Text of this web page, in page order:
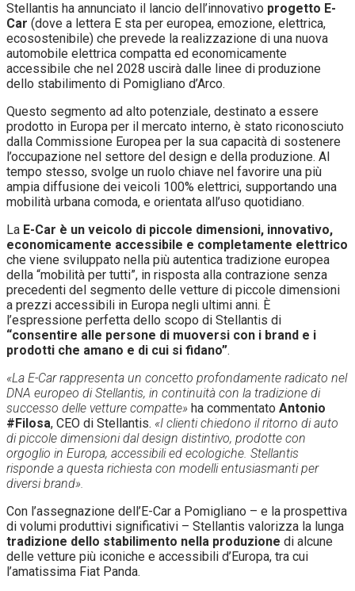
Stellantis ha annunciato il lancio dell’innovativo progetto E-
Car (dove a lettera E sta per europea, emozione, elettrica,
ecosostenibile) che prevede la realizzazione di una nuova
automobile elettrica compatta ed economicamente
accessibile che nel 2028 uscirà dalle linee di produzione
dello stabilimento di Pomigliano d’Arco.
Questo segmento ad alto potenziale, destinato a essere
prodotto in Europa per il mercato interno, è stato riconosciuto
dalla Commissione Europea per la sua capacità di sostenere
l’occupazione nel settore del design e della produzione. Al
tempo stesso, svolge un ruolo chiave nel favorire una più
ampia diffusione dei veicoli 100% elettrici, supportando una
mobilità urbana comoda, e orientata all’uso quotidiano.
La E-Car è un veicolo di piccole dimensioni, innovativo,
economicamente accessibile e completamente elettrico
che viene sviluppato nella più autentica tradizione europea
della “mobilità per tutti”, in risposta alla contrazione senza
precedenti del segmento delle vetture di piccole dimensioni
a prezzi accessibili in Europa negli ultimi anni. È
l’espressione perfetta dello scopo di Stellantis di
“consentire alle persone di muoversi con i brand e i
prodotti che amano e di cui si fidano”.
«La E-Car rappresenta un concetto profondamente radicato nel
DNA europeo di Stellantis, in continuità con la tradizione di
successo delle vetture compatte» ha commentato Antonio
#Filosa, CEO di Stellantis. «I clienti chiedono il ritorno di auto
di piccole dimensioni dal design distintivo, prodotte con
orgoglio in Europa, accessibili ed ecologiche. Stellantis
risponde a questa richiesta con modelli entusiasmanti per
diversi brand».
Con l’assegnazione dell’E-Car a Pomigliano – e la prospettiva
di volumi produttivi significativi – Stellantis valorizza la lunga
tradizione dello stabilimento nella produzione di alcune
delle vetture più iconiche e accessibili d’Europa, tra cui
l’amatissima Fiat Panda.